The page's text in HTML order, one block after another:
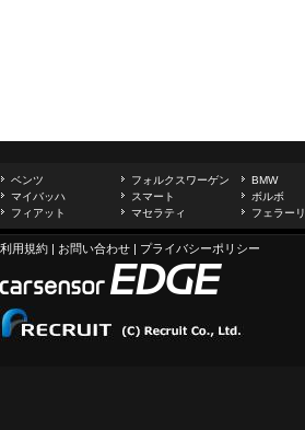
ベンツ フォルクスワーゲン BMW
マイバッハ
スマート ボルボ
フィアット
マセラティ フェラーリ
利用規約 | お問い合わせ | プライバシーポリシー